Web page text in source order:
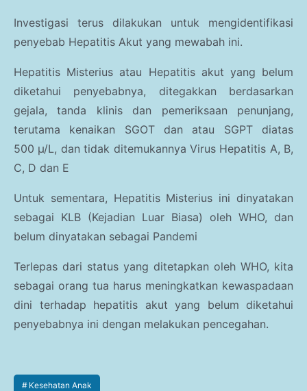
Investigasi terus dilakukan untuk mengidentifikasi
penyebab Hepatitis Akut yang mewabah ini.
Hepatitis Misterius atau Hepatitis akut yang belum
diketahui penyebabnya, ditegakkan berdasarkan
gejala, tanda klinis dan pemeriksaan penunjang,
terutama kenaikan SGOT dan atau SGPT diatas
500 µ/L, dan tidak ditemukannya Virus Hepatitis A, B,
C, D dan E
Untuk sementara, Hepatitis Misterius ini dinyatakan
sebagai KLB (Kejadian Luar Biasa) oleh WHO, dan
belum dinyatakan sebagai Pandemi
Terlepas dari status yang ditetapkan oleh WHO, kita
sebagai orang tua harus meningkatkan kewaspadaan
dini terhadap hepatitis akut yang belum diketahui
penyebabnya ini dengan melakukan pencegahan.
Kesehatan Anak